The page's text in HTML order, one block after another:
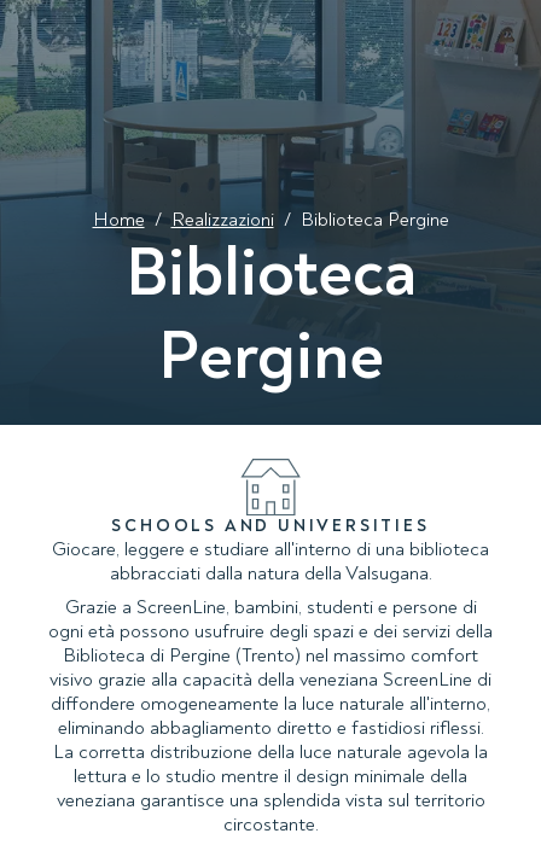
Home / Realizzazioni / Biblioteca Pergine
Biblioteca
Pergine
SCHOOLS AND UNIVERSITIES
Giocare, leggere e studiare all'interno di una biblioteca
abbracciati dalla natura della Valsugana.
Grazie a ScreenLine, bambini, studenti e persone di
ogni età possono usufruire degli spazi e dei servizi della
Biblioteca di Pergine (Trento) nel massimo comfort
visivo grazie alla capacità della veneziana ScreenLine di
diffondere omogeneamente la luce naturale all'interno,
eliminando abbagliamento diretto e fastidiosi riflessi.
La corretta distribuzione della luce naturale agevola la
lettura e lo studio mentre il design minimale della
veneziana garantisce una splendida vista sul territorio
circostante.